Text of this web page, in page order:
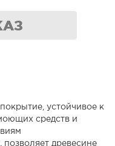
устойчивое к
средств и
позволяет древесине